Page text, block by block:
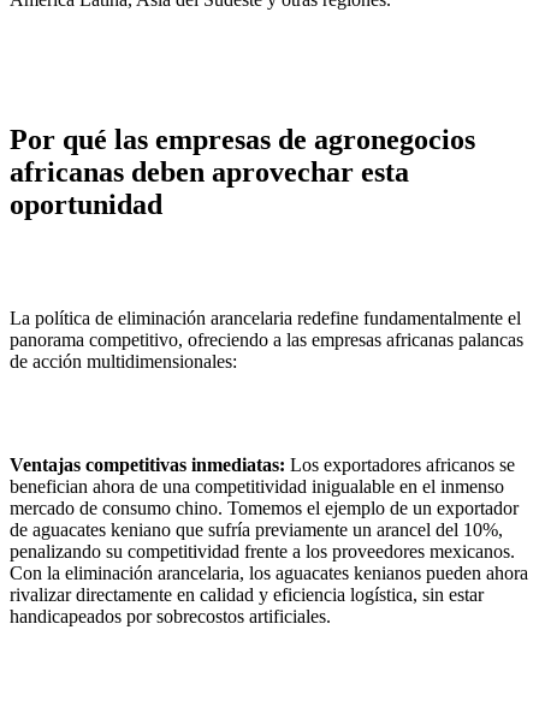
Por qué las empresas de agronegocios
africanas deben aprovechar esta
oportunidad
La política de eliminación arancelaria redefine fundamentalmente el
panorama competitivo, ofreciendo a las empresas africanas palancas
de acción multidimensionales:
Ventajas competitivas inmediatas: Los exportadores africanos se
benefician ahora de una competitividad inigualable en el inmenso
mercado de consumo chino. Tomemos el ejemplo de un exportador
de aguacates keniano que sufría previamente un arancel del 10%,
penalizando su competitividad frente a los proveedores mexicanos.
Con la eliminación arancelaria, los aguacates kenianos pueden ahora
rivalizar directamente en calidad y eficiencia logística, sin estar
handicapeados por sobrecostos artificiales.